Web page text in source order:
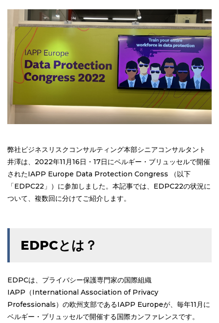
弊社ビジネスリスクコンサルティング本部シニアコンサルタント
井澤は、2022年11月16日・17日にベルギー・ブリュッセルで開催
されたIAPP Europe Data Protection Congress （以下
「EDPC22」）に参加しました。本記事では、EDPC22の状況に
ついて、複数回に分けてご紹介します。
EDPCとは？
EDPCは、プライバシー保護専門家の国際組織
IAPP（International Association of Privacy
Professionals）の欧州支部であるIAPP Europeが、毎年11月に
ベルギー・ブリュッセルで開催する国際カンファレンスです。